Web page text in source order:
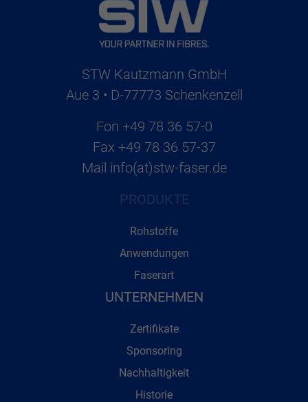
STW Kautzmann GmbH
Aue 3 • D-77773 Schenkenzell
Fon +49 78 36 57-0
Fax +49 78 36 57-37
Mail info(at)stw-faser.de
PRODUKTE
Rohstoffe
Anwendungen
Faserart
UNTERNEHMEN
Zertifikate
Sponsoring
Nachhaltigkeit
Historie